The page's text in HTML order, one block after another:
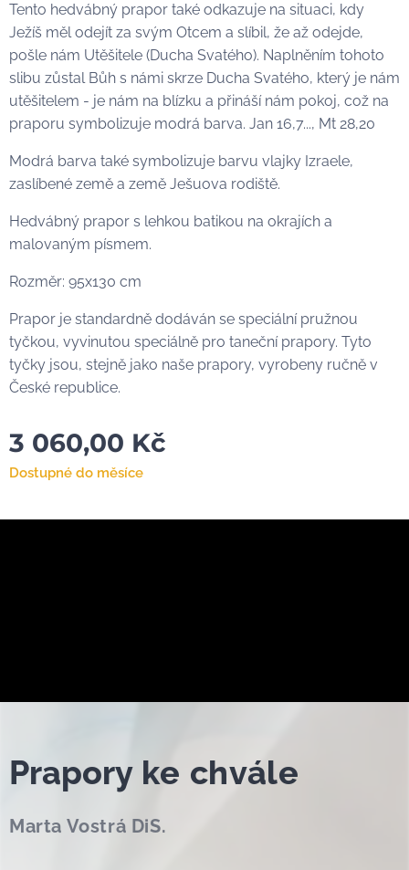
Tento hedvábný prapor také odkazuje na situaci, kdy
Ježíš měl odejít za svým Otcem a slíbil, že až odejde,
pošle nám Utěšitele (Ducha Svatého). Naplněním tohoto
slibu zůstal Bůh s námi skrze Ducha Svatého, který je nám
utěšitelem - je nám na blízku a přináší nám pokoj, což na
praporu symbolizuje modrá barva. Jan 16,7..., Mt 28,20
Modrá barva také symbolizuje barvu vlajky Izraele,
zaslíbené země a země Ješuova rodiště.
Hedvábný prapor s lehkou batikou na okrajích a
malovaným písmem.
Rozměr: 95x130 cm
Prapor je standardně dodáván se speciální pružnou
tyčkou, vyvinutou speciálně pro taneční prapory. Tyto
tyčky jsou, stejně jako naše prapory, vyrobeny ručně v
České republice.
3 060,00 Kč
Dostupné do měsíce
Prapory ke chvále
Marta Vostrá DiS.